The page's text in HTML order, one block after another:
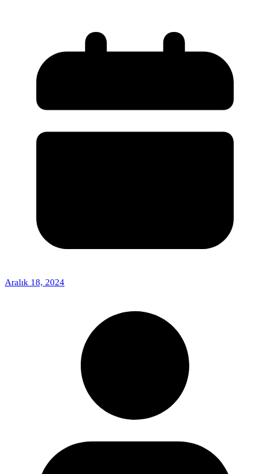
Aralık 18, 2024